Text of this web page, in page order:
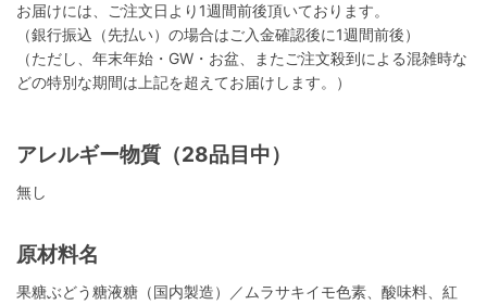
お届けには、ご注文日より1週間前後頂いております。
（銀行振込（先払い）の場合はご入金確認後に1週間前後）
（ただし、年末年始・GW・お盆、またご注文殺到による混雑時な
どの特別な期間は上記を超えてお届けします。）
アレルギー物質（28品目中）
無し
原材料名
果糖ぶどう糖液糖（国内製造）／ムラサキイモ色素、酸味料、紅